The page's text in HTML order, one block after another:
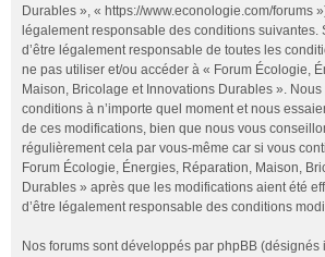
Durables », « https://www.econologie.com/forums
légalement responsable des conditions suivantes.
d’être légalement responsable de toutes les
ne pas utiliser et/ou accéder à « Forum Écologie,
Maison, Bricolage et Innovations Durables ».
conditions à n’importe quel moment et nous
de ces modifications, bien que nous vous
régulièrement cela par vous-même car si vous
Forum Écologie, Énergies, Réparation, Maison,
Durables » après que les modifications aient été
d’être légalement responsable des conditions
Nos forums sont développés par phpBB (désignés